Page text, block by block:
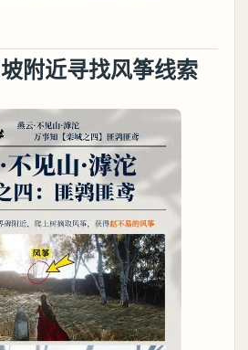
附近寻找风筝线索